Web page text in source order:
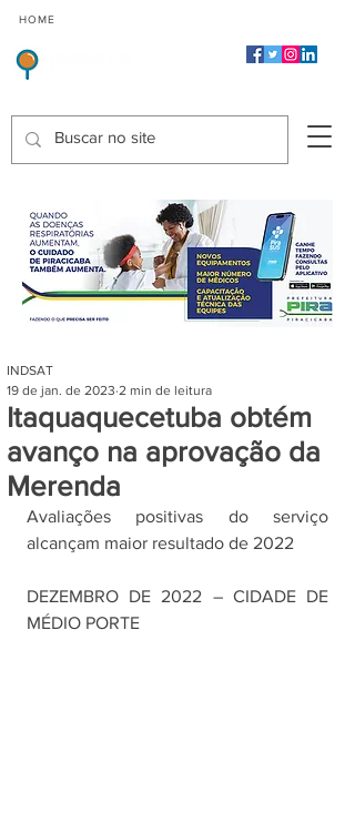
HOME
Itaquaquecetuba obtém
avanço na aprovação da
Merenda
INDSAT
19 de jan. de 2023 2 min de leitura
Avaliações positivas do serviço
alcançam maior resultado de 2022
DEZEMBRO DE 2022 – CIDADE DE
MÉDIO PORTE